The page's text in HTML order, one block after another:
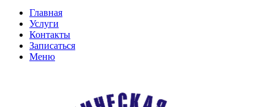
Главная
Услуги
Контакты
Записаться
Меню